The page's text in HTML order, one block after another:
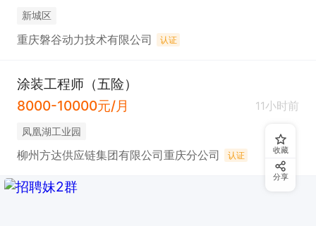
新城区
重庆磐谷动力技术有限公司 认证
涂装工程师（五险）
8000-10000元/月
11小时前
凤凰湖工业园
柳州方达供应链集团有限公司重庆分公司 认证 收藏
分享